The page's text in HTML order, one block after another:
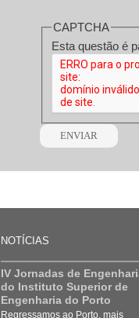
CAPTCHA
NOTÍCIAS
IV Jornadas de
do Instituto Superior de
Engenharia do Porto
Regressamos ao Porto, mais